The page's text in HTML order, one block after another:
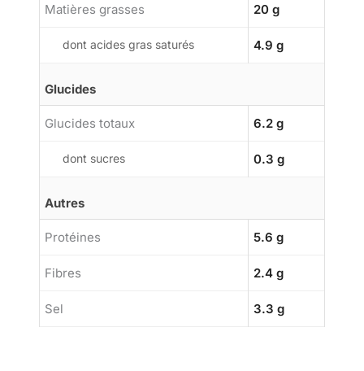
Matières grasses 20 g
dont acides gras saturés 4.9 g
Glucides
Glucides totaux 6.2 g
dont sucres 0.3 g
Autres
Protéines 5.6 g
Fibres 2.4 g
Sel 3.3 g